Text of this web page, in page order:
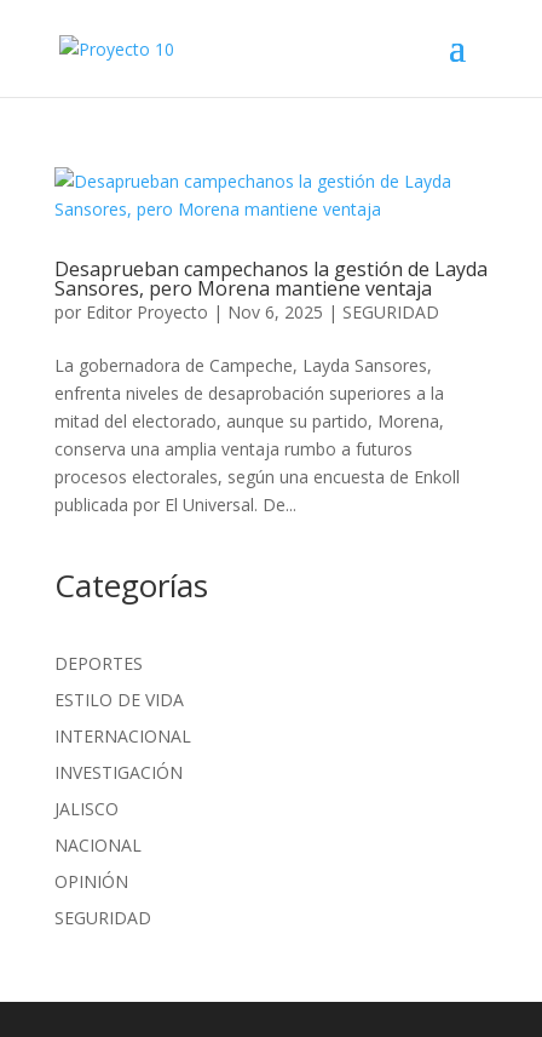
Desaprueban campechanos la gestión de Layda
Sansores, pero Morena mantiene ventaja
por Editor Proyecto | Nov 6, 2025 | SEGURIDAD
La gobernadora de Campeche, Layda Sansores,
enfrenta niveles de desaprobación superiores a la
mitad del electorado, aunque su partido, Morena,
conserva una amplia ventaja rumbo a futuros
procesos electorales, según una encuesta de Enkoll
publicada por El Universal. De...
Categorías
DEPORTES
ESTILO DE VIDA
INTERNACIONAL
INVESTIGACIÓN
JALISCO
NACIONAL
OPINIÓN
SEGURIDAD